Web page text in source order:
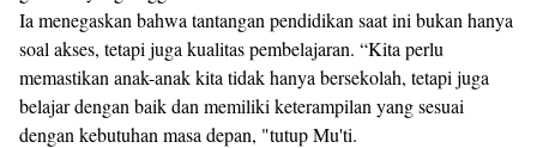
Ia menegaskan bahwa tantangan pendidikan saat ini bukan hanya
soal akses, tetapi juga kualitas pembelajaran. “Kita perlu
memastikan anak-anak kita tidak hanya bersekolah, tetapi juga
belajar dengan baik dan memiliki keterampilan yang sesuai
dengan kebutuhan masa depan, "tutup Mu'ti.